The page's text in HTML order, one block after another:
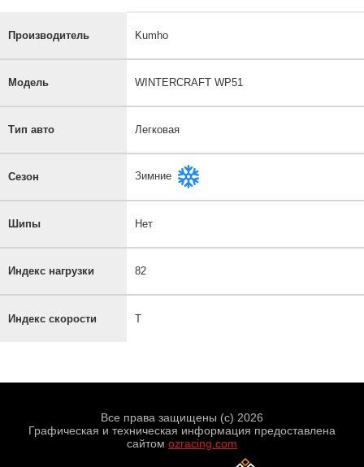
Производитель Kumho
Модель WINTERCRAFT WP51
Тип авто Легковая
Сезон Зимние
Шипы Нет
Индекс нагрузки 82
Индекс скорости T
Все права защищены (с) 2026
Графическая и техническая информация предоставлена
сайтом ozracing.com